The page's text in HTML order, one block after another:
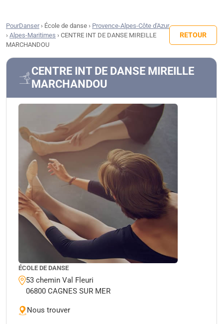
PourDanser› École de danse › Provence-Alpes-Côte d'Azur
› Alpes-Maritimes › CENTRE INT DE DANSE MIREILLE
MARCHANDOU
RETOUR
CENTRE INT DE DANSE MIREILLE
MARCHANDOU
ÉCOLE DE DANSE
53 chemin Val Fleuri
06800 CAGNES SUR MER
Nous trouver